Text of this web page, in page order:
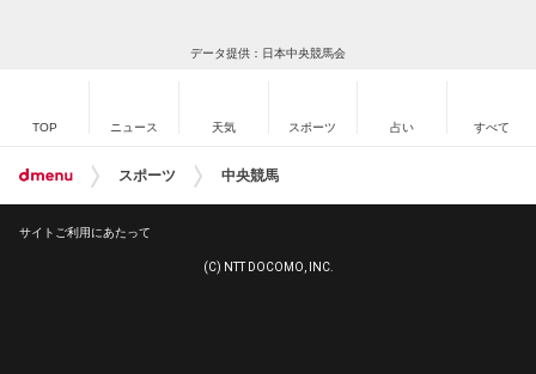
データ提供：日本中央競馬会
TOP ニュース 天気 スポーツ 占い すべて
スポーツ 中央競馬
サイトご利用にあたって
(C) NTT DOCOMO, INC.